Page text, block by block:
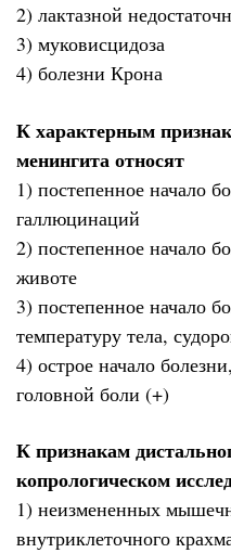
2) лактазной
3) муковисцидоза
4) болезни Крона
К характерным
менингита относят
1) постепенное начало
галлюцинаций
2) постепенное начало
животе
3) постепенное начало
температуру тела,
4) острое начало
головной боли (+)
К признакам
копрологическом
1) неизмененных
внутриклеточного